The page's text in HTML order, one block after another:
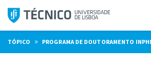
Saltar
para
o
conteúdo
TÓPICO » PROGRAMA DE DOUTORAMENTO